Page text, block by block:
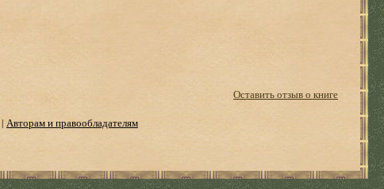
Оставить отзыв о книге
| Авторам и правообладателям